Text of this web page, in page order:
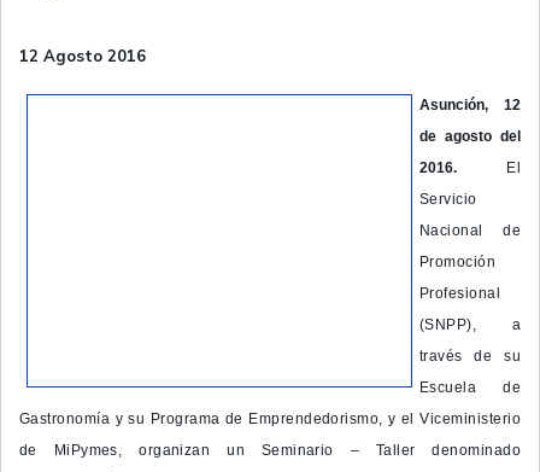
12 Agosto 2016
Asunción, 12
de agosto del
2016.
El
Servicio
Nacional de
Promoción
Profesional
(SNPP), a
través de su
Escuela de
Gastronomía y su Programa de Emprendedorismo, y el Viceministerio
de MiPymes, organizan un Seminario – Taller denominado